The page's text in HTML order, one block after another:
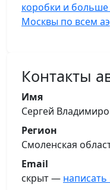
коробки и
Москвы по всем
Контакты
Имя
Сергей
Регион
Смоленская
Email
скрыт —